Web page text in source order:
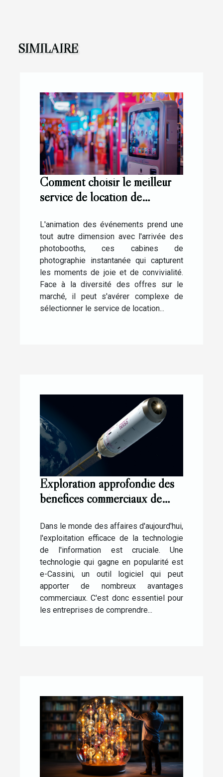
SIMILAIRE
Comment choisir le meilleur
service de location de
événements
L'animation des événements prend une
tout autre dimension avec l'arrivée des
photobooths, ces cabines de
photographie instantanée qui capturent
les moments de joie et de convivialité.
Face à la diversité des offres sur le
marché, il peut s'avérer complexe de
sélectionner le service de location...
Exploration approfondie des
bénéfices commerciaux de
Dans le monde des affaires d'aujourd'hui,
l'exploitation efficace de la technologie
de l'information est cruciale. Une
technologie qui gagne en popularité est
e-Cassini, un outil logiciel qui peut
apporter de nombreux avantages
commerciaux. C'est donc essentiel pour
les entreprises de comprendre...